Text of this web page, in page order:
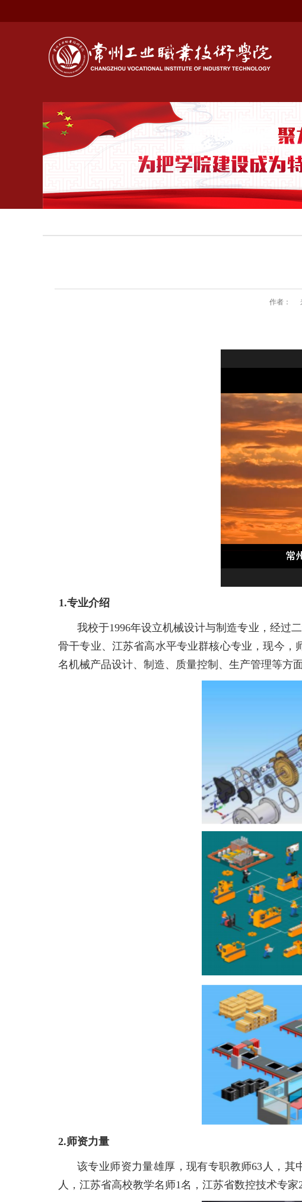
作者：
1.专业介绍
我校于1996年设立机械设计与制造专业，经过
骨干专业、 江苏省高水平专业群核心专业，现今，
名机械产品设计、制造、 质量控制、生产管理等方
2.师资力量
该专业师资力量雄厚，现有专职教师63 人，其
人，江苏省高校教学名师1名，江苏省数控技术专家